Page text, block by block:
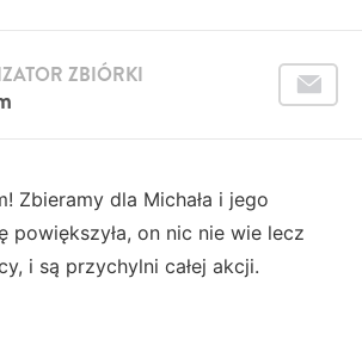
ZBIÓRKI
Zbieramy dla Michała i jego
powiększyła, on nic nie wie lecz
i są przychylni całej akcji.